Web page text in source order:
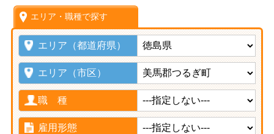
エリア・職種で探す
エリア（都道府県）
エリア（市区）
職 種
雇用形態